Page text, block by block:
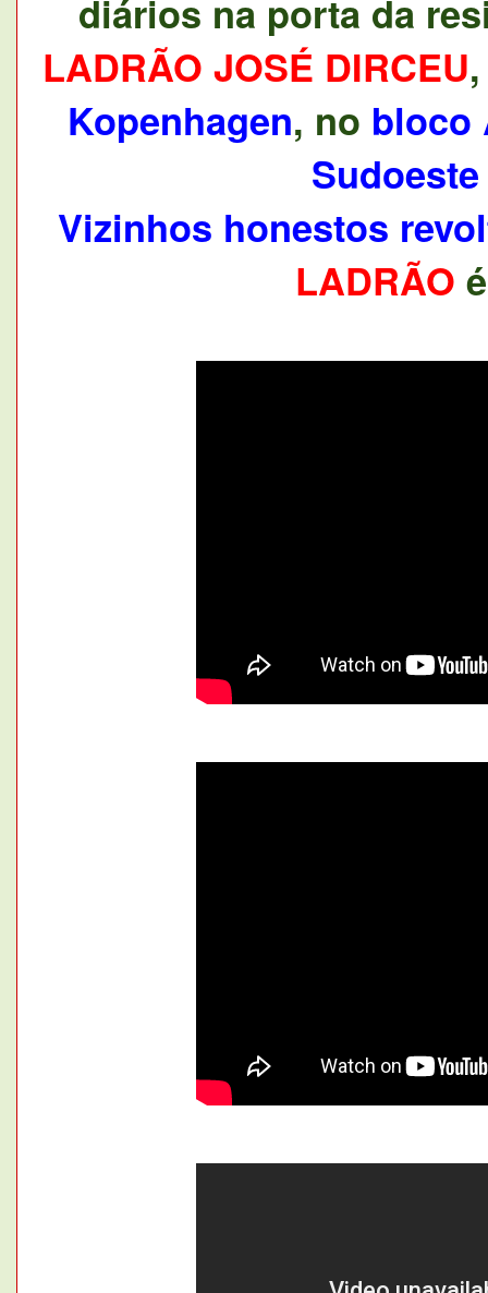
diários na porta da
LADRÃO JOSÉ DIRCEU
Kopenhagen, no bloco
Sudoeste
Vizinhos honestos
LADRÃO